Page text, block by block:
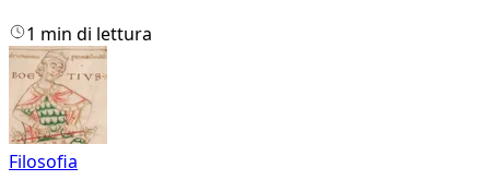
1 min di lettura
Filosofia